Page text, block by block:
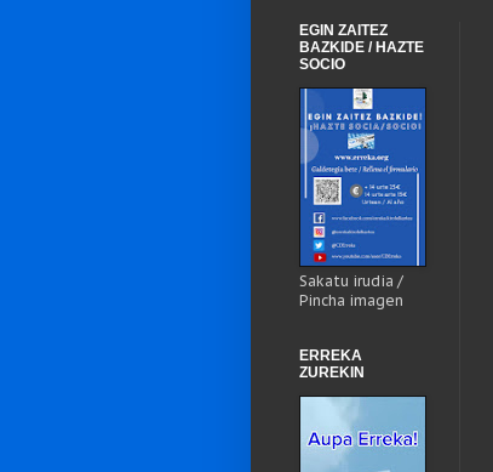
EGIN ZAITEZ
BAZKIDE / HAZTE
SOCIO
Sakatu irudia /
Pincha imagen
ERREKA
ZUREKIN